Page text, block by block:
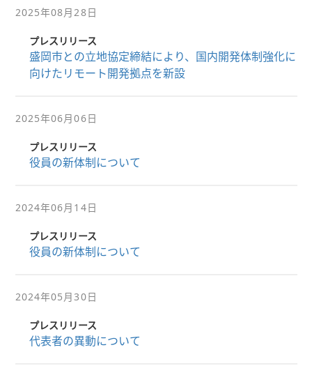
2025年08月28日
プレスリリース
盛岡市との立地協定締結により、国内開発体制強化に
向けたリモート開発拠点を新設
2025年06月06日
プレスリリース
役員の新体制について
2024年06月14日
プレスリリース
役員の新体制について
2024年05月30日
プレスリリース
代表者の異動について